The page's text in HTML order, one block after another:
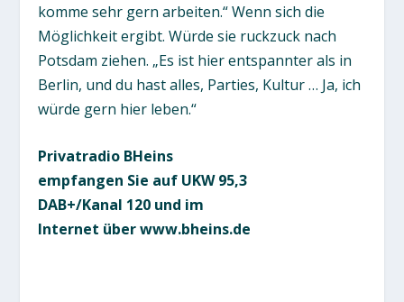
komme sehr gern arbeiten.“ Wenn sich die
Möglichkeit ergibt. Würde sie ruckzuck nach
Potsdam ziehen. „Es ist hier entspannter als in
Berlin, und du hast alles, Parties, Kultur … Ja, ich
würde gern hier leben.“
Privatradio BHeins
empfangen Sie auf UKW 95,3
DAB+/Kanal 120 und im
Internet über www.bheins.de